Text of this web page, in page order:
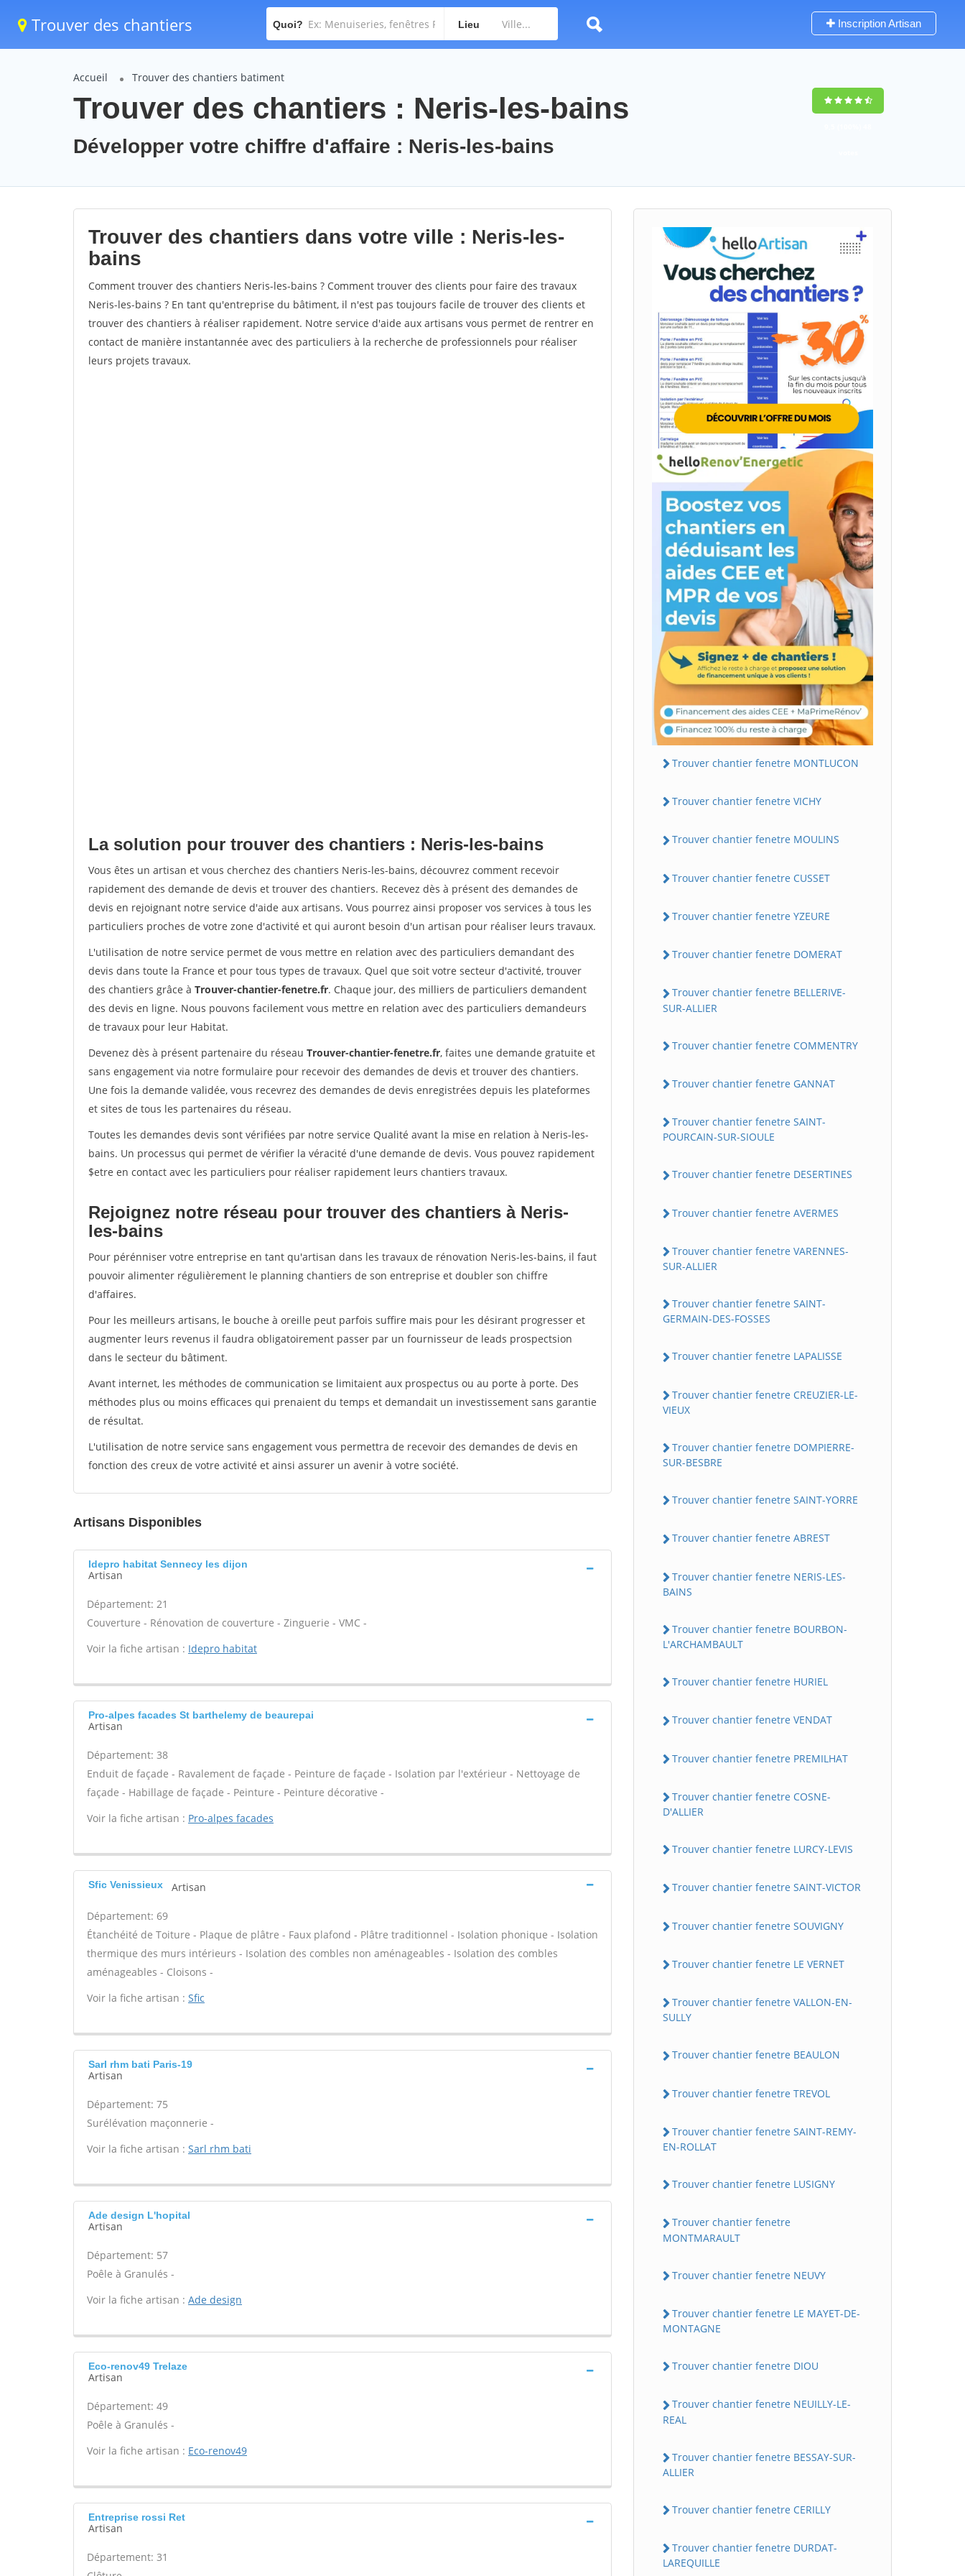
Trouver des chantiers Quoi? Lieu Inscription Artisan
Accueil Trouver des chantiers batiment
Trouver des chantiers : Neris-les-bains
Développer votre chiffre d'affaire : Neris-les-bains
Trouver des chantiers dans votre ville : Neris-les-
bains
Comment trouver des chantiers Neris-les-bains ? Comment trouver des clients pour faire des travaux
Neris-les-bains ? En tant qu'entreprise du bâtiment, il n'est pas toujours facile de trouver des clients et
trouver des chantiers à réaliser rapidement. Notre service d'aide aux artisans vous permet de rentrer en
contact de manière instantannée avec des particuliers à la recherche de professionnels pour réaliser
leurs projets travaux.
La solution pour trouver des chantiers : Neris-les-bains
Vous êtes un artisan et vous cherchez des chantiers Neris-les-bains, découvrez comment recevoir
rapidement des demande de devis et trouver des chantiers. Recevez dès à présent des demandes de
devis en rejoignant notre service d'aide aux artisans. Vous pourrez ainsi proposer vos services à tous les
particuliers proches de votre zone d'activité et qui auront besoin d'un artisan pour réaliser leurs travaux.
L'utilisation de notre service permet de vous mettre en relation avec des particuliers demandant des
devis dans toute la France et pour tous types de travaux. Quel que soit votre secteur d'activité, trouver
des chantiers grâce à Trouver-chantier-fenetre.fr. Chaque jour, des milliers de particuliers demandent
des devis en ligne. Nous pouvons facilement vous mettre en relation avec des particuliers demandeurs
de travaux pour leur Habitat.
Devenez dès à présent partenaire du réseau Trouver-chantier-fenetre.fr, faites une demande gratuite et
sans engagement via notre formulaire pour recevoir des demandes de devis et trouver des chantiers.
Une fois la demande validée, vous recevrez des demandes de devis enregistrées depuis les plateformes
et sites de tous les partenaires du réseau.
Toutes les demandes devis sont vérifiées par notre service Qualité avant la mise en relation à Neris-les-
bains. Un processus qui permet de vérifier la véracité d'une demande de devis. Vous pouvez rapidement
$etre en contact avec les particuliers pour réaliser rapidement leurs chantiers travaux.
Rejoignez notre réseau pour trouver des chantiers à Neris-
les-bains
Pour pérénniser votre entreprise en tant qu'artisan dans les travaux de rénovation Neris-les-bains, il faut
pouvoir alimenter régulièrement le planning chantiers de son entreprise et doubler son chiffre
d'affaires.
Pour les meilleurs artisans, le bouche à oreille peut parfois suffire mais pour les désirant progresser et
augmenter leurs revenus il faudra obligatoirement passer par un fournisseur de leads prospectsion
dans le secteur du bâtiment.
Avant internet, les méthodes de communication se limitaient aux prospectus ou au porte à porte. Des
méthodes plus ou moins efficaces qui prenaient du temps et demandait un investissement sans garantie
de résultat.
L'utilisation de notre service sans engagement vous permettra de recevoir des demandes de devis en
fonction des creux de votre activité et ainsi assurer un avenir à votre société.
Artisans Disponibles
Idepro habitat Sennecy les dijon
Artisan
Département: 21
Couverture - Rénovation de couverture - Zinguerie - VMC -
Voir la fiche artisan : Idepro habitat
Pro-alpes facades St barthelemy de beaurepai
Artisan
Département: 38
Enduit de façade - Ravalement de façade - Peinture de façade - Isolation par l'extérieur - Nettoyage de
façade - Habillage de façade - Peinture - Peinture décorative -
Voir la fiche artisan : Pro-alpes facades
Sfic Venissieux Artisan
Département: 69
Étanchéité de Toiture - Plaque de plâtre - Faux plafond - Plâtre traditionnel - Isolation phonique - Isolation
thermique des murs intérieurs - Isolation des combles non aménageables - Isolation des combles
aménageables - Cloisons -
Voir la fiche artisan : Sfic
Sarl rhm bati Paris-19
Artisan
Département: 75
Surélévation maçonnerie -
Voir la fiche artisan : Sarl rhm bati
Ade design L'hopital
Artisan
Département: 57
Poêle à Granulés -
Voir la fiche artisan : Ade design
Eco-renov49 Trelaze
Artisan
Département: 49
Poêle à Granulés -
Voir la fiche artisan : Eco-renov49
Entreprise rossi Ret
Artisan
Département: 31
Trouver chantier fenetre MONTLUCON
Trouver chantier fenetre VICHY
Trouver chantier fenetre MOULINS
Trouver chantier fenetre CUSSET
Trouver chantier fenetre YZEURE
Trouver chantier fenetre DOMERAT
Trouver chantier fenetre BELLERIVE-
SUR-ALLIER
Trouver chantier fenetre COMMENTRY
Trouver chantier fenetre GANNAT
Trouver chantier fenetre SAINT-
POURCAIN-SUR-SIOULE
Trouver chantier fenetre DESERTINES
Trouver chantier fenetre AVERMES
Trouver chantier fenetre VARENNES-
SUR-ALLIER
Trouver chantier fenetre SAINT-
GERMAIN-DES-FOSSES
Trouver chantier fenetre LAPALISSE
Trouver chantier fenetre CREUZIER-LE-
VIEUX
Trouver chantier fenetre DOMPIERRE-
SUR-BESBRE
Trouver chantier fenetre SAINT-YORRE
Trouver chantier fenetre ABREST
Trouver chantier fenetre NERIS-LES-
BAINS
Trouver chantier fenetre BOURBON-
L'ARCHAMBAULT
Trouver chantier fenetre HURIEL
Trouver chantier fenetre VENDAT
Trouver chantier fenetre PREMILHAT
Trouver chantier fenetre COSNE-
D'ALLIER
Trouver chantier fenetre LURCY-LEVIS
Trouver chantier fenetre SAINT-VICTOR
Trouver chantier fenetre SOUVIGNY
Trouver chantier fenetre LE VERNET
Trouver chantier fenetre VALLON-EN-
SULLY
Trouver chantier fenetre BEAULON
Trouver chantier fenetre TREVOL
Trouver chantier fenetre SAINT-REMY-
EN-ROLLAT
Trouver chantier fenetre LUSIGNY
Trouver chantier fenetre
MONTMARAULT
Trouver chantier fenetre NEUVY
Trouver chantier fenetre LE MAYET-DE-
MONTAGNE
Trouver chantier fenetre DIOU
Trouver chantier fenetre NEUILLY-LE-
REAL
Trouver chantier fenetre BESSAY-SUR-
ALLIER
Trouver chantier fenetre CERILLY
Trouver chantier fenetre DURDAT-
LAREQUILLE